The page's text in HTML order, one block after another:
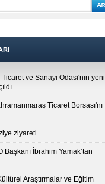
ve Sanayi Odası'nın yeni
Ticaret Borsası'nı
ziyareti
Başkanı İbrahim Yamak’tan
Araştırmalar ve Eğitim